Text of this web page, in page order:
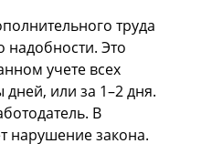
труда
надобности. Это
учете всех
или за 1–2 дня.
В
нарушение закона.